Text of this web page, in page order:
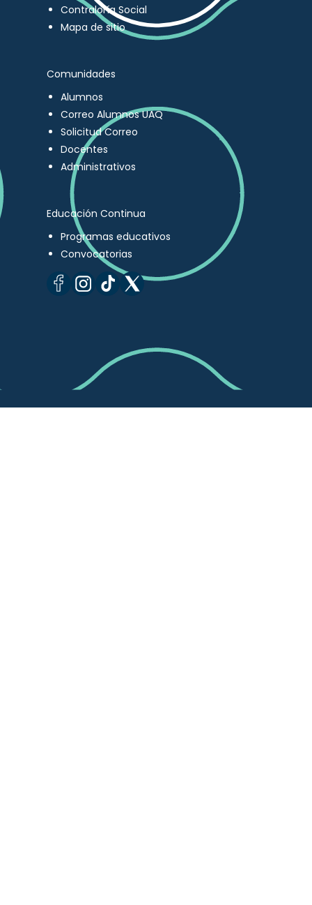
Contraloría Social
Mapa de sitio
Comunidades
Alumnos
Correo Alumnos UAQ
Solicitud Correo
Docentes
Administrativos
Educación Continua
Programas educativos
Convocatorias